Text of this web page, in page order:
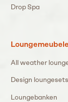
Drop Spa
All weather
Design loungesets
Loungebanken